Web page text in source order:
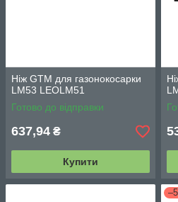
Ніж GTM для газонокосарки
LM53 LEOLM51
Готово до відправки
637,94 ₴
Купити